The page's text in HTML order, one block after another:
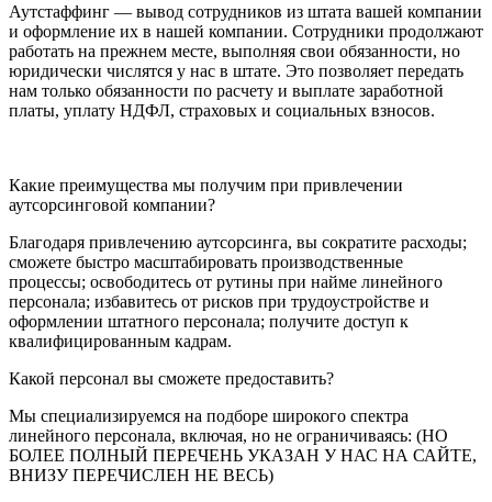
Аутстаффинг — вывод сотрудников из штата вашей компании
и оформление их в нашей компании. Сотрудники продолжают
работать на прежнем месте, выполняя свои обязанности, но
юридически числятся у нас в штате. Это позволяет передать
нам только обязанности по расчету и выплате заработной
платы, уплату НДФЛ, страховых и социальных взносов.
Какие преимущества мы получим при привлечении
аутсорсинговой компании?
Благодаря привлечению аутсорсинга, вы сократите расходы;
сможете быстро масштабировать производственные
процессы; освободитесь от рутины при найме линейного
персонала; избавитесь от рисков при трудоустройстве и
оформлении штатного персонала; получите доступ к
квалифицированным кадрам.
Какой персонал вы сможете предоставить?
Мы специализируемся на подборе широкого спектра
линейного персонала, включая, но не ограничиваясь: (НО
БОЛЕЕ ПОЛНЫЙ ПЕРЕЧЕНЬ УКАЗАН У НАС НА САЙТЕ,
ВНИЗУ ПЕРЕЧИСЛЕН НЕ ВЕСЬ)